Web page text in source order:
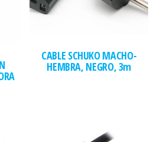
CABLE SCHUKO MACHO-
HEMBRA, NEGRO, 3m